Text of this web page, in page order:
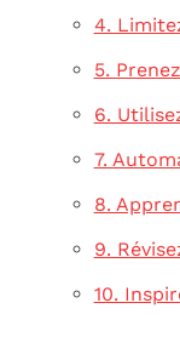
4.
5.
6.
7.
8.
9.
10.